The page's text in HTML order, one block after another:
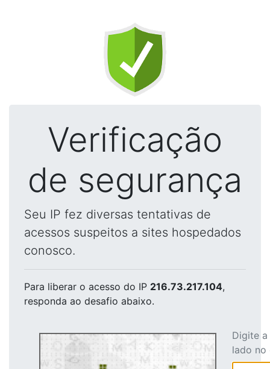
Verificação
de segurança
Seu IP fez diversas tentativas de
acessos suspeitos a sites hospedados
conosco.
Para liberar o acesso do IP 216.73.217.104,
responda ao desafio abaixo.
Digite
lado no